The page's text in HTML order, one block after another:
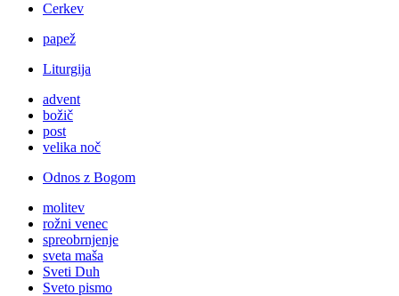
Cerkev
papež
Liturgija
advent
božič
post
velika noč
Odnos z Bogom
molitev
rožni venec
spreobrnjenje
sveta maša
Sveti Duh
Sveto pismo